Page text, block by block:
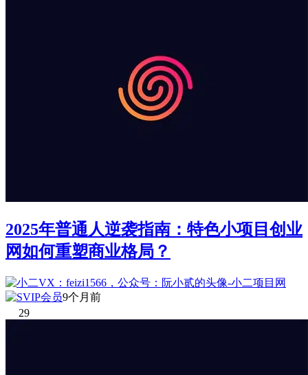
2025年普通人逆袭指南：特色小项目创业
网如何重塑商业格局？
9个月前
29